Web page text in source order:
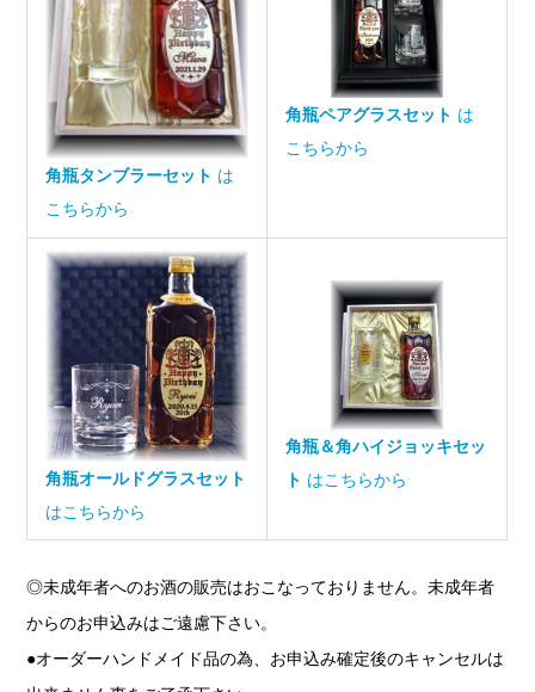
角瓶タンブラーセット は
こちらから
角瓶ペアグラスセット は
こちらから
角瓶オールドグラスセット
はこちらから
角瓶＆角ハイジョッキセッ
ト はこちらから
◎未成年者へのお酒の販売はおこなっておりません。未成年者
からのお申込みはご遠慮下さい。
●オーダーハンドメイド品の為、お申込み確定後のキャンセルは